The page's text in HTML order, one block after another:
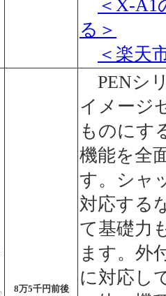
＜X-A1
る＞
＜楽天
8万5千円前後
PENシ
イメージ
ものにす
機能を全
す。シャ
対応する
て基礎力
ます。外
に対応し